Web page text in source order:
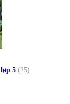
5 (25)